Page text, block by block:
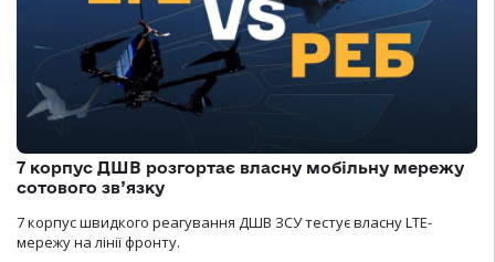
7 корпус ДШВ розгортає власну мобільну мережу
сотового зв’язку
7 корпус швидкого реагування ДШВ ЗСУ тестує власну LTE-
мережу на лінії фронту.